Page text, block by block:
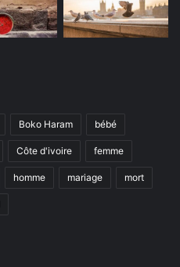
Boko Haram bébé
Côte d'ivoire femme
homme mariage mort